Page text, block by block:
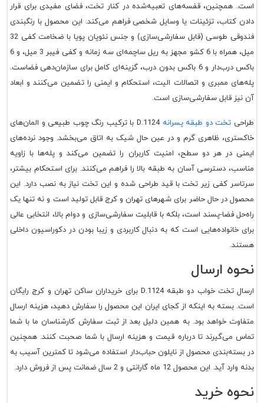
است. همچنین، قفسه‌های تعبیه‌شده در کنار تخت، فضای مفیدی برای قرار
دادن کتاب، تزئینات یا وسایل شخصی فراهم می‌کند. این محصول با رنگبندی
فندوقی طوسی (قابل سفارشی‌سازی) و جنس نئوپان پویا با ضخامت کفی 32
میل، همراه با 6 کشو مجهز به ریل ساچمه‌ای سه زمانه و کفی فیبر 3 میل، و 6
باکس درب‌دار و 6 باکس بدون درب، گزینه‌ای کامل برای سازمان‌دهی فضاست.
پله‌های ممبری و اتصالات الیت، استحکام و ایمنی را تضمین می‌کنند و ابعاد
آن نیز قابل سفارشی‌سازی است.
طراحی تخت دو طبقه پسرانه
D.1124 با ترکیب رنگ چوب طبیعی و المان‌های
خاکستری، ظاهری گرم و در عین حال شیک به اتاق می‌بخشد. وجود نرده‌های
ایمنی در هر دو سطح، امنیت کاربران را تضمین می‌کند و پله‌ها با زاویه
مناسب، دسترسی آسان به طبقه بالا را فراهم می‌کنند. برای استحکام بیشتر،
سرتاسر کفی زیر تخت با قید طراحی شده و این تخت نیاز به نصب دارد. این
محصول در حال حاضر برای شهرهای تهران و کرج قابل تولید است و نه تنها یک
راه‌حل فضا-پسند است، بلکه با قابلیت سفارشی‌سازی و دوام بالا، انتخابی عالی
برای خانواده‌هایی است که به دنبال کاربردی و زیبا بودن در دکوراسیون داخلی
هستند.
نحوه ارسال
ارسال تخت خواب دو طبقه D.1124 برای خریداران ساکن تهران و کرج رایگان
است. بسته به اینکه از کجای ایران این محصول را سفارش دهید، هزینه ارسال
متفاوت خواهد بود. به همین دلیل بعد از ثبت سفارش کارشناسان ما با شما
تماس می‌گیرند تا درباره قیمت و هزینه ارسال با شما صحبت کنند. همچنین
در بسته‌بندی محصول از نایلون حباب‌دار استفاده می‌شود تا کمترین آسیب به
بدنه وارد آید. این محصول 12 ماه گارانتی و 2 سال ضمانت پس از فروش دارد.
نحوه خرید